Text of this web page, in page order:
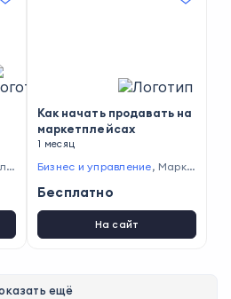
Как начать продавать на
маркетплейсах
1 месяц
Бизнес и управление, Марке
Бесплатно
На сайт
ещё